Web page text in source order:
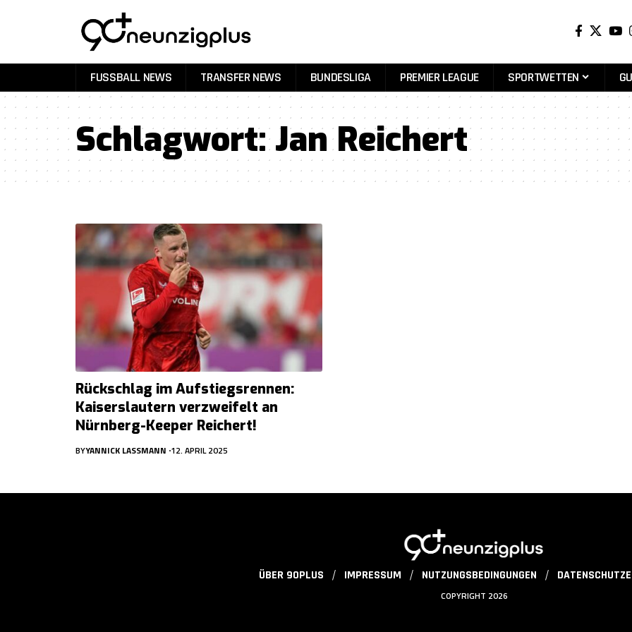
FUSSBALL NEWS TRANSFER NEWS BUNDESLIGA PREMIER LEAGUE SPORTWETTEN
Schlagwort:Jan Reichert
Rückschlag im Aufstiegsrennen:
Kaiserslautern verzweifelt an
Nürnberg-Keeper Reichert!
BYYANNICK LASSMANN 12. APRIL 2025
ÜBER 90PLUS IMPRESSUM NUTZUNGSBEDINGUNGEN
COPYRIGHT 2026